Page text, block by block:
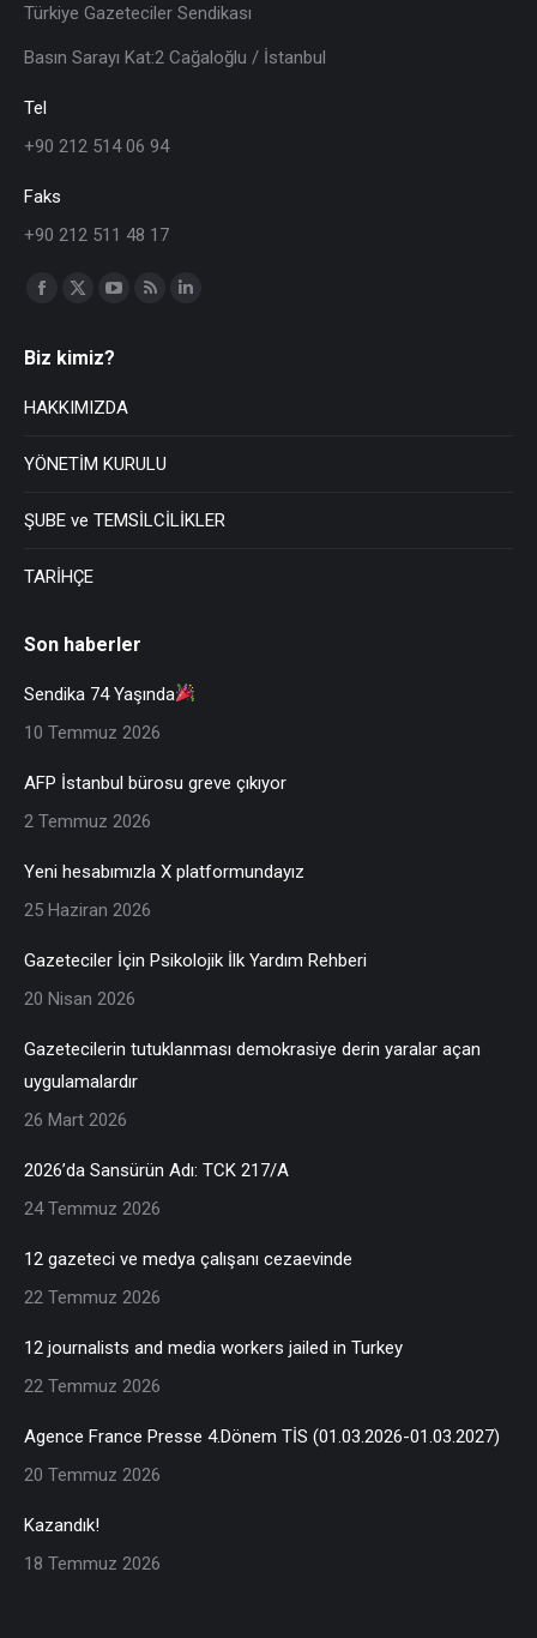
Türkiye Gazeteciler Sendikası
Basın Sarayı Kat:2 Cağaloğlu / İstanbul
Tel
+90 212 514 06 94
Faks
+90 212 511 48 17
Find us on:
Biz kimiz?
HAKKIMIZDA
YÖNETİM KURULU
ŞUBE ve TEMSİLCİLİKLER
TARİHÇE
Son haberler
Sendika 74 Yaşında
10 Temmuz 2026
AFP İstanbul bürosu greve çıkıyor
2 Temmuz 2026
Yeni hesabımızla X platformundayız
25 Haziran 2026
Gazeteciler İçin Psikolojik İlk Yardım Rehberi
20 Nisan 2026
Gazetecilerin tutuklanması demokrasiye derin yaralar açan
uygulamalardır
26 Mart 2026
2026’da Sansürün Adı: TCK 217/A
24 Temmuz 2026
12 gazeteci ve medya çalışanı cezaevinde
22 Temmuz 2026
12 journalists and media workers jailed in Turkey
22 Temmuz 2026
Agence France Presse 4.Dönem TİS (01.03.2026-01.03.2027)
20 Temmuz 2026
Kazandık!
18 Temmuz 2026